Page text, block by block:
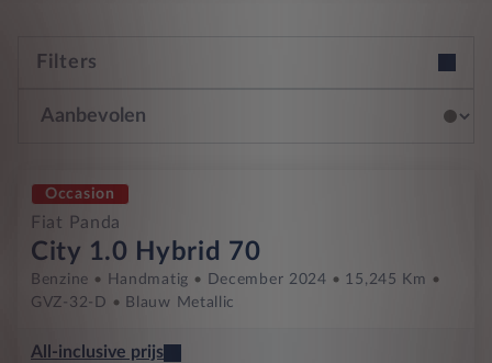
Filters
Occasion
Fiat Panda
City 1.0 Hybrid 70
Benzine Handmatig December 2024
15,245 Km
GVZ-32-D
Blauw Metallic
All-inclusive prijs